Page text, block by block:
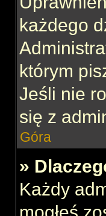
każdego
którym
Jeśli nie
się z
Góra
»
Każdy